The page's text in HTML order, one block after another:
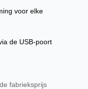
voor elke
de USB-poort
fabrieksprijs